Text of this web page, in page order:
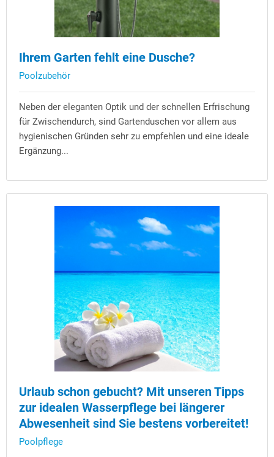
Ihrem Garten fehlt eine Dusche?
Poolzubehör
Neben der eleganten Optik und der schnellen Erfrischung
für Zwischendurch, sind Gartenduschen vor allem aus
hygienischen Gründen sehr zu empfehlen und eine ideale
Ergänzung...
Urlaub schon gebucht? Mit unseren Tipps
zur idealen Wasserpflege bei längerer
Abwesenheit sind Sie bestens vorbereitet!
Poolpflege